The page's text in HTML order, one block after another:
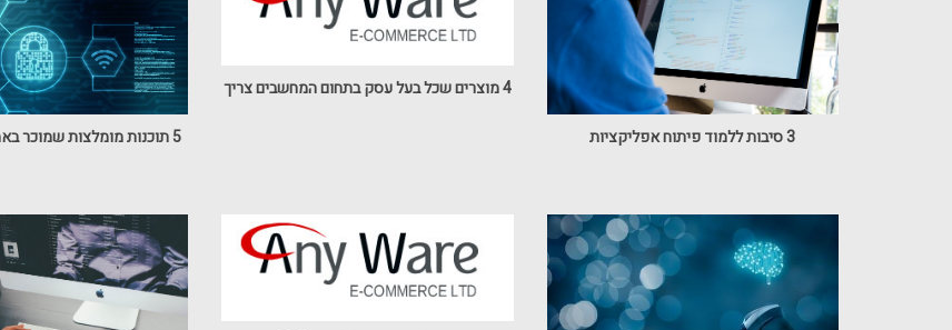
3 סיבות ללמוד פיתוח אפליקציות
4 מוצרים שכל בעל עסק בתחום המחשבים צריך
5 תוכנות מומלצות שמוכר באמזון צריך להכיר